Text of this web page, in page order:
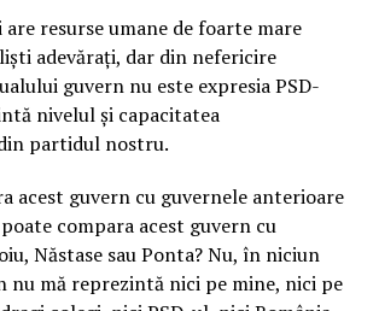
resurse umane de foarte mare
adevărați, dar din nefericire
guvern nu este expresia PSD-
nivelul și capacitatea
partidul nostru.
acest guvern cu guvernele anterioare
compara acest guvern cu
Năstase sau Ponta? Nu, în niciun
nu mă reprezintă nici pe mine, nici pe